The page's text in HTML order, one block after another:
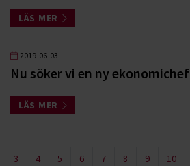
LÄS MER
2019-06-03
Nu söker vi en ny ekonomichef
LÄS MER
3 4 5 6 7 8 9 10